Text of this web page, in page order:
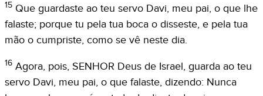
15 Que guardaste ao teu servo Davi, meu pai, o que lhe
falaste; porque tu pela tua boca o disseste, e pela tua
mão o cumpriste, como se vê neste dia.
16 Agora, pois, SENHOR Deus de Israel, guarda ao teu
servo Davi, meu pai, o que falaste, dizendo: Nunca